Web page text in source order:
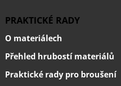
PRAKTICKÉ RADY
O materiálech
Přehled hrubostí materiálů
Praktické rady pro broušení